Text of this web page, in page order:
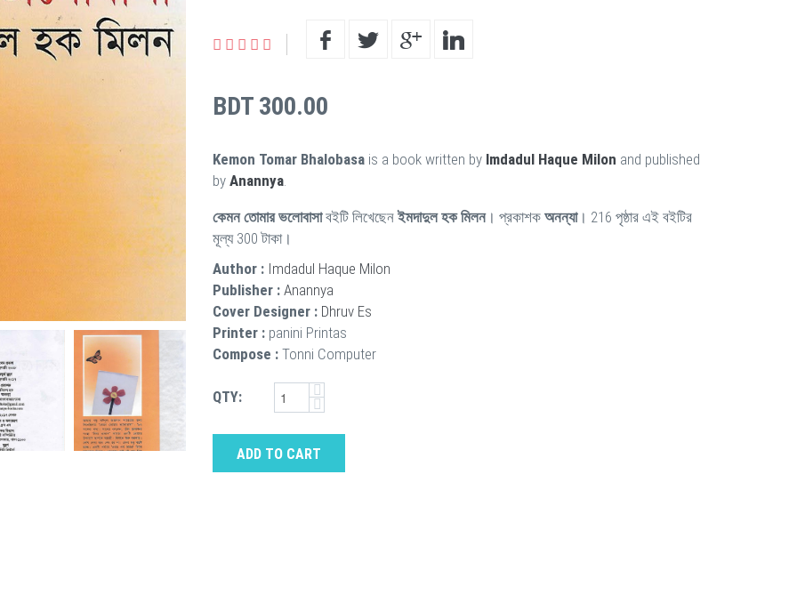
BDT 300.00
Kemon Tomar Bhalobasa is a book written by Imdadul Haque Milon and published
by Anannya.
কেমন তোমার ভলোবাসাবইটি লিখেছেনইমদাদুল হক মিলন। প্রকাশক অনন্যা। 216 পৃষ্ঠার এই বইটির
মূল্য 300 টাকা।
Author : Imdadul Haque Milon
Publisher : Anannya
Cover Designer : Dhruv Es
Printer : panini Printas
Compose : Tonni Computer
QTY:
ADD TO CART